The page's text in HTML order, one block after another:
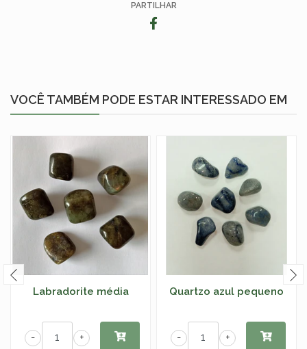
PARTILHAR
VOCÊ TAMBÉM PODE ESTAR INTERESSADO EM
Labradorite média
+
-
Quartzo azul pequeno
+
-